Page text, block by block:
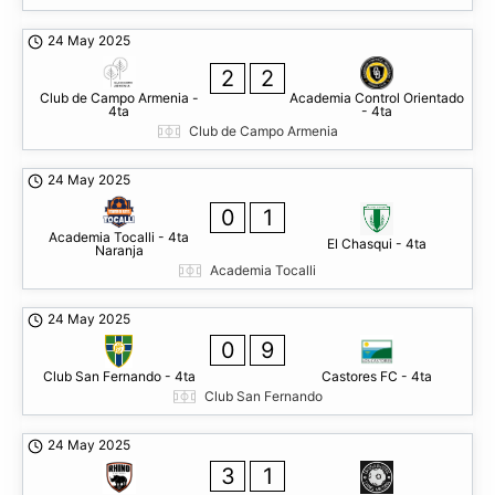
24 May 2025
Club de Campo Armenia -
4ta
2 2
Academia Control Orientado
- 4ta
Club de Campo Armenia
24 May 2025
Academia Tocalli - 4ta
Naranja
0 1
El Chasqui - 4ta
Academia Tocalli
24 May 2025
Club San Fernando - 4ta
0 9
Castores FC - 4ta
Club San Fernando
24 May 2025
3 1